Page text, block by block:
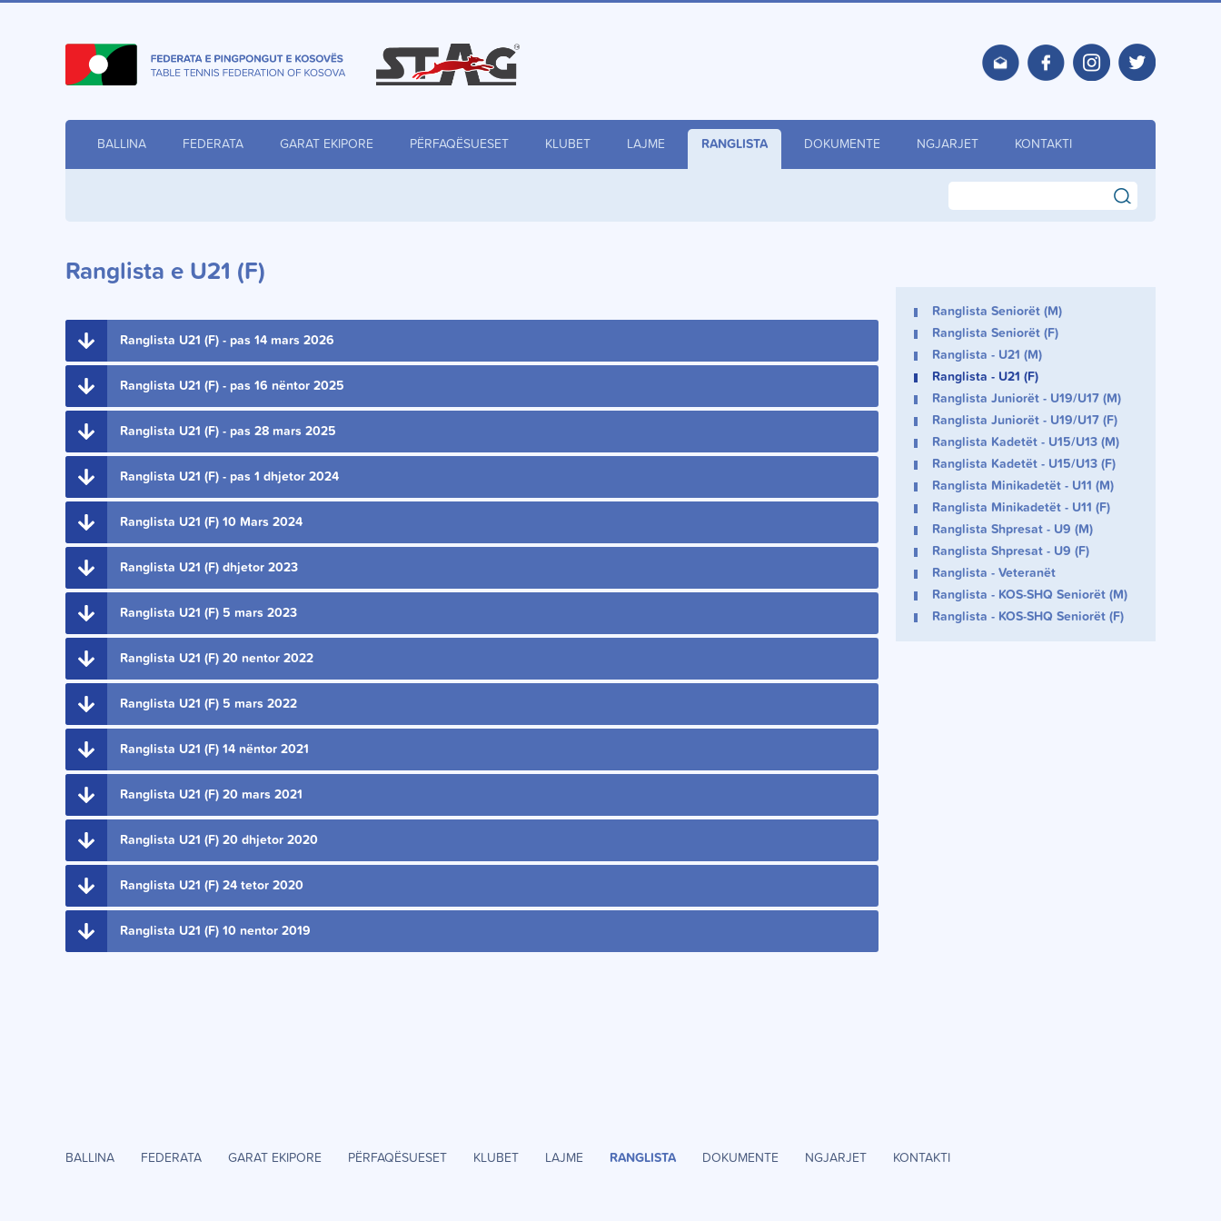
BALLINA FEDERATA GARAT EKIPORE PËRFAQËSUESET KLUBET LAJME RANGLISTA DOKUMENTE NGJARJET KONTAKTI
search
Ranglista e U21 (F)
Ranglista U21 (F) - pas 14 mars 2026
Ranglista U21 (F) - pas 16 nëntor 2025
Ranglista U21 (F) - pas 28 mars 2025
Ranglista U21 (F) - pas 1 dhjetor 2024
Ranglista U21 (F) 10 Mars 2024
Ranglista U21 (F) dhjetor 2023
Ranglista U21 (F) 5 mars 2023
Ranglista U21 (F) 20 nentor 2022
Ranglista U21 (F) 5 mars 2022
Ranglista U21 (F) 14 nëntor 2021
Ranglista U21 (F) 20 mars 2021
Ranglista U21 (F) 20 dhjetor 2020
Ranglista U21 (F) 24 tetor 2020
Ranglista U21 (F) 10 nentor 2019
Ranglista Seniorët (M)
Ranglista Seniorët (F)
Ranglista - U21 (M)
Ranglista - U21 (F)
Ranglista Juniorët - U19/U17 (M)
Ranglista Juniorët - U19/U17 (F)
Ranglista Kadetët - U15/U13 (M)
Ranglista Kadetët - U15/U13 (F)
Ranglista Minikadetët - U11 (M)
Ranglista Minikadetët - U11 (F)
Ranglista Shpresat - U9 (M)
Ranglista Shpresat - U9 (F)
Ranglista - Veteranët
Ranglista - KOS-SHQ Seniorët (M)
Ranglista - KOS-SHQ Seniorët (F)
BALLINA FEDERATA GARAT EKIPORE PËRFAQËSUESET KLUBET LAJME RANGLISTA DOKUMENTE NGJARJET KONTAKTI